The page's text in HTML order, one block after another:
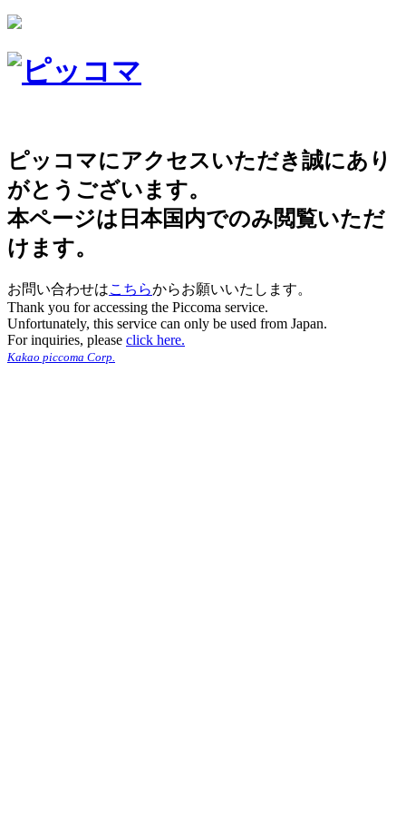
ピッコマにアクセスいただき誠にあり
がとうございます。
本ページは日本国内でのみ閲覧いただ
けます。
お問い合わせはこちらからお願いいたします。
Thank you for accessing the Piccoma service.
Unfortunately, this service can only be used from Japan.
For inquiries, please click here.
Kakao piccoma Corp.